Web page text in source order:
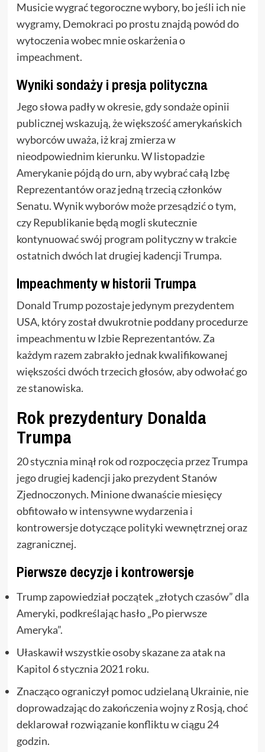
Musicie wygrać tegoroczne wybory, bo jeśli ich nie
wygramy, Demokraci po prostu znajdą powód do
wytoczenia wobec mnie oskarżenia o
impeachment.
Wyniki sondaży i presja polityczna
Jego słowa padły w okresie, gdy sondaże opinii
publicznej wskazują, że większość amerykańskich
wyborców uważa, iż kraj zmierza w
nieodpowiednim kierunku. W listopadzie
Amerykanie pójdą do urn, aby wybrać całą Izbę
Reprezentantów oraz jedną trzecią członków
Senatu. Wynik wyborów może przesądzić o tym,
czy Republikanie będą mogli skutecznie
kontynuować swój program polityczny w trakcie
ostatnich dwóch lat drugiej kadencji Trumpa.
Impeachmenty w historii Trumpa
Donald Trump pozostaje jedynym prezydentem
USA, który został dwukrotnie poddany procedurze
impeachmentu w Izbie Reprezentantów. Za
każdym razem zabrakło jednak kwalifikowanej
większości dwóch trzecich głosów, aby odwołać go
ze stanowiska.
Rok prezydentury Donalda
Trumpa
20 stycznia minął rok od rozpoczęcia przez Trumpa
jego drugiej kadencji jako prezydent Stanów
Zjednoczonych. Minione dwanaście miesięcy
obfitowało w intensywne wydarzenia i
kontrowersje dotyczące polityki wewnętrznej oraz
zagranicznej.
Pierwsze decyzje i kontrowersje
Trump zapowiedział początek „złotych czasów” dla
Ameryki, podkreślając hasło „Po pierwsze
Ameryka”.
Ułaskawił wszystkie osoby skazane za atak na
Kapitol 6 stycznia 2021 roku.
Znacząco ograniczył pomoc udzielaną Ukrainie, nie
doprowadzając do zakończenia wojny z Rosją, choć
deklarował rozwiązanie konfliktu w ciągu 24
godzin.